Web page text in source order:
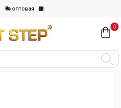
оптовая
0